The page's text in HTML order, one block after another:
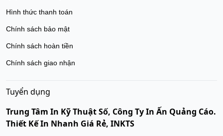
Hình thức thanh toán
Chính sách bảo mật
Chính sách hoàn tiền
Chính sách giao nhận
Tuyển dụng
Trung Tâm In Kỹ Thuật Số, Công Ty In Ấn Quảng Cáo.
Thiết Kế In Nhanh Giá Rẻ, INKTS